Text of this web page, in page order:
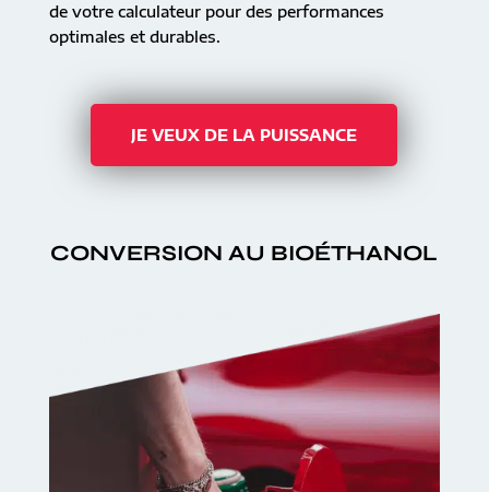
de votre calculateur pour des performances
optimales et durables.
JE VEUX DE LA PUISSANCE
CONVERSION AU BIOÉTHANOL